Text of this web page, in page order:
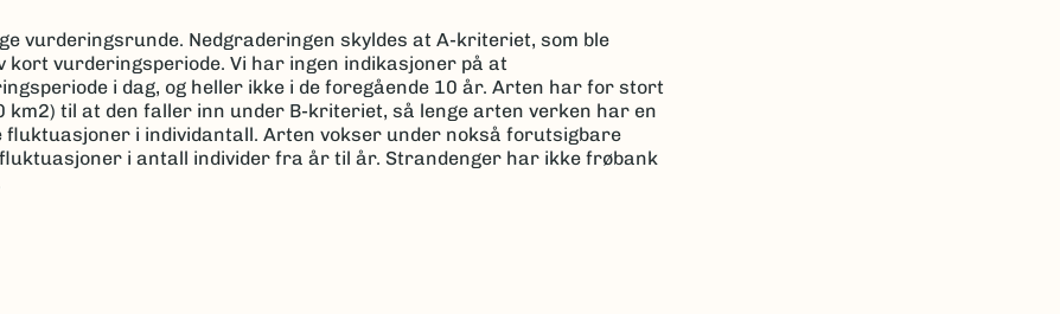
vurderingsrunde. Nedgraderingen skyldes at A-kriteriet, som ble
vurderingsperiode. Vi har ingen indikasjoner på at
i dag, og heller ikke i de foregående 10 år. Arten har for stort
til at den faller inn under B-kriteriet, så lenge arten verken har en
i individantall. Arten vokser under nokså forutsigbare
i antall individer fra år til år. Strandenger har ikke frøbank